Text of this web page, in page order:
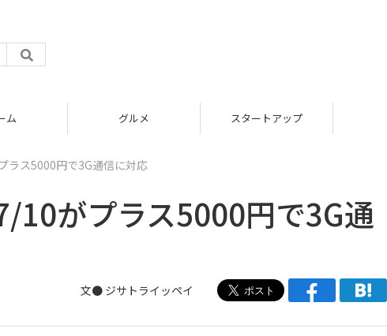
グルメ スタートアップ
ラス5000円で3G通信に対応
10がプラス5000円で3G通
文● ジサトライッペイ